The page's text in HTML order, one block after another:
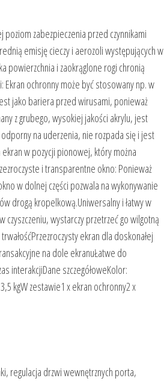
zabezpieczenia przed czynnikami
emisję cieczy i aerozoli występujących w
powierzchnia i zaokrąglone rogi chronią
Ekran ochronny może być stosowany np. w
jako bariera przed wirusami, ponieważ
z grubego, wysokiej jakości akrylu, jest
na uderzenia, nie rozpada się i jest
w pozycji pionowej, który można
i transparentne okno: Ponieważ
w dolnej części pozwala na wykonywanie
drogą kropelkową.Uniwersalny i łatwy w
wystarczy przetrzeć go wilgotną
ekran dla doskonałej
na dole ekranuŁatwe do
interakcjiDane szczegółoweKolor:
kgW zestawie1 x ekran ochronny2 x
regulacja drzwi wewnętrznych porta,